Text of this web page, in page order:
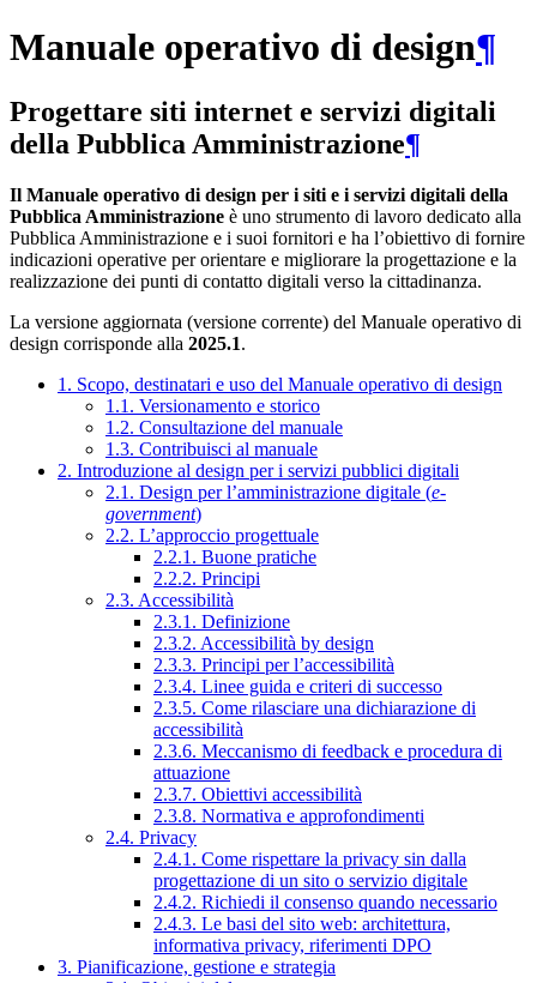
Manuale operativo di design¶
Progettare siti internet e servizi digitali
della Pubblica Amministrazione¶
Il Manuale operativo di design per i siti e i servizi digitali della
Pubblica Amministrazione è uno strumento di lavoro dedicato alla
Pubblica Amministrazione e i suoi fornitori e ha l’obiettivo di fornire
indicazioni operative per orientare e migliorare la progettazione e la
realizzazione dei punti di contatto digitali verso la cittadinanza.
La versione aggiornata (versione corrente) del Manuale operativo di
design corrisponde alla 2025.1.
1. Scopo, destinatari e uso del Manuale operativo di design
1.1. Versionamento e storico
1.2. Consultazione del manuale
1.3. Contribuisci al manuale
2. Introduzione al design per i servizi pubblici digitali
2.1. Design per l’amministrazione digitale (e-
government)
2.2. L’approccio progettuale
2.2.1. Buone pratiche
2.2.2. Principi
2.3. Accessibilità
2.3.1. Definizione
2.3.2. Accessibilità by design
2.3.3. Principi per l’accessibilità
2.3.4. Linee guida e criteri di successo
2.3.5. Come rilasciare una dichiarazione di
accessibilità
2.3.6. Meccanismo di feedback e procedura di
attuazione
2.3.7. Obiettivi accessibilità
2.3.8. Normativa e approfondimenti
2.4. Privacy
2.4.1. Come rispettare la privacy sin dalla
progettazione di un sito o servizio digitale
2.4.2. Richiedi il consenso quando necessario
2.4.3. Le basi del sito web: architettura,
informativa privacy, riferimenti DPO
3. Pianificazione, gestione e strategia